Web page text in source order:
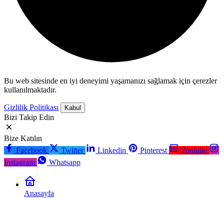
Bu web sitesinde en iyi deneyimi yaşamanızı sağlamak için çerezler
kullanılmaktadır.
Gizlilik Politikası Kabul
Bizi Takip Edin
Bize Katılın
Facebook
Twitter Linkedin Pinterest
Youtube
Instagram
Whatsapp
Anasayfa